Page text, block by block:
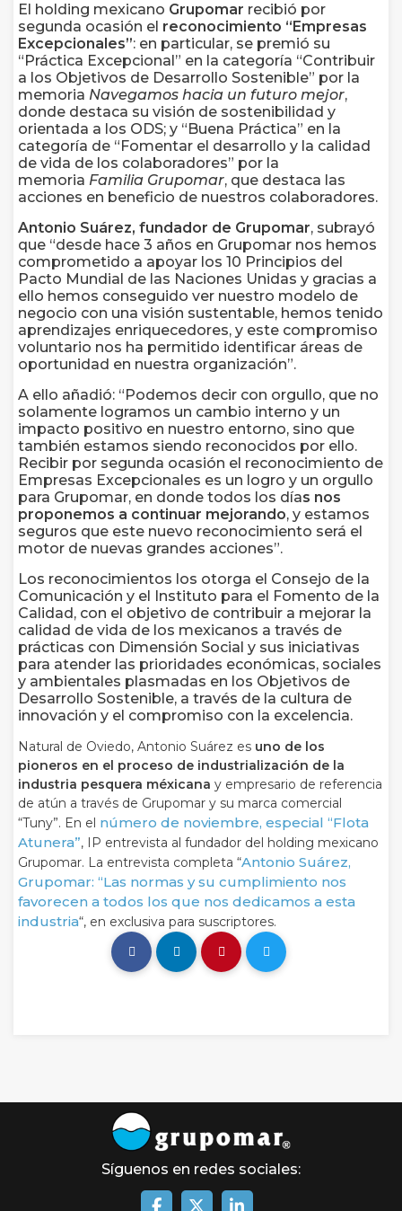
El holding mexicano Grupomar recibió por
segunda ocasión el reconocimiento “Empresas
Excepcionales”: en particular, se premió su
“Práctica Excepcional” en la categoría “Contribuir
a los Objetivos de Desarrollo Sostenible” por la
memoria Navegamos hacia un futuro mejor,
donde destaca su visión de sostenibilidad y
orientada a los ODS; y “Buena Práctica” en la
categoría de “Fomentar el desarrollo y la calidad
de vida de los colaboradores” por la
memoria Familia Grupomar, que destaca las
acciones en beneficio de nuestros colaboradores.
Antonio Suárez, fundador de Grupomar, subrayó
que “desde hace 3 años en Grupomar nos hemos
comprometido a apoyar los 10 Principios del
Pacto Mundial de las Naciones Unidas y gracias a
ello hemos conseguido ver nuestro modelo de
negocio con una visión sustentable, hemos tenido
aprendizajes enriquecedores, y este compromiso
voluntario nos ha permitido identificar áreas de
oportunidad en nuestra organización”.
A ello añadió: “Podemos decir con orgullo, que no
solamente logramos un cambio interno y un
impacto positivo en nuestro entorno, sino que
también estamos siendo reconocidos por ello.
Recibir por segunda ocasión el reconocimiento de
Empresas Excepcionales es un logro y un orgullo
para Grupomar, en donde todos los días nos
proponemos a continuar mejorando, y estamos
seguros que este nuevo reconocimiento será el
motor de nuevas grandes acciones”.
Los reconocimientos los otorga el Consejo de la
Comunicación y el Instituto para el Fomento de la
Calidad, con el objetivo de contribuir a mejorar la
calidad de vida de los mexicanos a través de
prácticas con Dimensión Social y sus iniciativas
para atender las prioridades económicas, sociales
y ambientales plasmadas en los Objetivos de
Desarrollo Sostenible, a través de la cultura de
innovación y el compromiso con la excelencia.
Natural de Oviedo, Antonio Suárez es uno de los
pioneros en el proceso de industrialización de la
industria pesquera méxicana y empresario de referencia
de atún a través de Grupomar y su marca comercial
“Tuny”. En el número de noviembre, especial “Flota
Atunera”, IP entrevista al fundador del holding mexicano
Grupomar. La entrevista completa “Antonio Suárez,
Grupomar: “Las normas y su cumplimiento nos
favorecen a todos los que nos dedicamos a esta
industria“, en exclusiva para suscriptores.
Síguenos en redes sociales: